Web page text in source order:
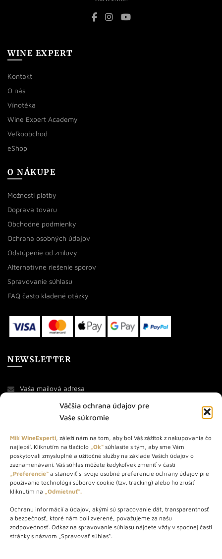
Väčšia ochrana údajov pre
Vaše súkromie
Milí WineExperti, záleží nám na tom, aby bol Váš zážitok z nakupovania čo
najlepší. Kliknutím na tlačidlo „Ok“ súhlasíte s tým, aby sme Vám
poskytovali zmysluplné a užitočné služby na základe Vašich údajov o
zaznamenávaní. Váš súhlas môžete kedykoľvek zmeniť v časti
„Preferencie“ a stanoviť si svoje osobné preferencie ochrany údajov pre
používanie technológií súborov cookie (tzv. tracking) alebo ho zrušiť
kliknutím na „Odmietnuť“.
Ochranu informácií a údajov, akými sú spracovanie dát, transparentnosť
a bezpečnosť, ktoré nám boli zverené, považujeme za našu
zodpovednosť. Odkaz na spravovanie súhlasu nájdete vždy v spodnej časti
stránky s názvom „Spravovať súhlas“.
WINE EXPERT
Kontakt
O nás
Vínotéka
Wine Expert Academy
Veľkoobchod
eShop
O NÁKUPE
Možnosti platby
Doprava tovaru
Obchodné podmienky
Ochrana osobných údajov
Odstúpenie od zmluvy
Alternatívne riešenie sporov
Spravovanie súhlasu
FAQ často kladené otázky
NEWSLETTER
O NÁS
STORE – obchod s vínom a destilátmi od roku 2010. Na našej
webovej stránke predávame viac ako 1000+ značkových
produktov.
Info tel.: +421 917 779 888
Vínotéka: +421 917 888 879
Vínotéka: Bratislavská 49/B, Bratislava 841 06